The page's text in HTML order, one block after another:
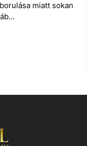
miatt sokan